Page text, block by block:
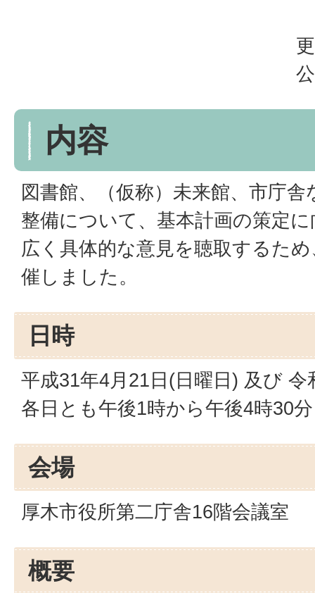
内容
図書館、（仮称）未来館、市庁
整備について、基本計画の策定
広く具体的な意見を聴取するた
催しました。
日時
平成31年4月21日(日曜日) 及び
各日とも午後1時から午後4時30
会場
厚木市役所第二庁舎16階会議室
概要